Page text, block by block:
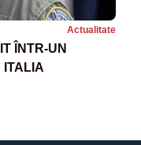
Actualitate
ÎNTR-UN
ITALIA